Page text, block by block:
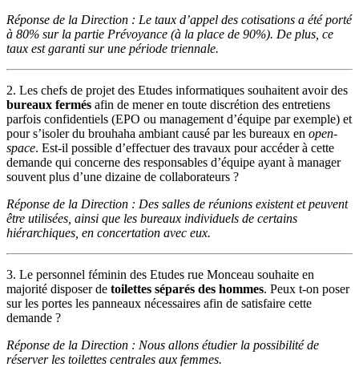
Réponse de la Direction : Le taux d’appel des cotisations a été porté
à 80% sur la partie Prévoyance (à la place de 90%). De plus, ce
taux est garanti sur une période triennale.
2. Les chefs de projet des Etudes informatiques souhaitent avoir des
bureaux fermés afin de mener en toute discrétion des entretiens
parfois confidentiels (EPO ou management d’équipe par exemple) et
pour s’isoler du brouhaha ambiant causé par les bureaux en open-
space. Est-il possible d’effectuer des travaux pour accéder à cette
demande qui concerne des responsables d’équipe ayant à manager
souvent plus d’une dizaine de collaborateurs ?
Réponse de la Direction : Des salles de réunions existent et peuvent
être utilisées, ainsi que les bureaux individuels de certains
hiérarchiques, en concertation avec eux.
3. Le personnel féminin des Etudes rue Monceau souhaite en
majorité disposer de toilettes séparés des hommes. Peux t-on poser
sur les portes les panneaux nécessaires afin de satisfaire cette
demande ?
Réponse de la Direction : Nous allons étudier la possibilité de
réserver les toilettes centrales aux femmes.